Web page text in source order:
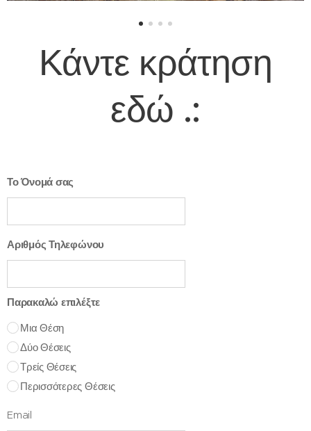
Κάντε κράτηση
εδώ .:
Το Όνομά σας
Αριθμός Τηλεφώνου
Παρακαλώ επιλέξτε
Μια Θέση
Δύο Θέσεις
Τρείς Θέσεις
Περισσότερες Θέσεις
Email